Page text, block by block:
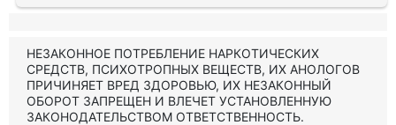
НЕЗАКОННОЕ ПОТРЕБЛЕНИЕ НАРКОТИЧЕСКИХ
СРЕДСТВ, ПСИХОТРОПНЫХ ВЕЩЕСТВ, ИХ АНОЛОГОВ
ПРИЧИНЯЕТ ВРЕД ЗДОРОВЬЮ, ИХ НЕЗАКОННЫЙ
ОБОРОТ ЗАПРЕЩЕН И ВЛЕЧЕТ УСТАНОВЛЕННУЮ
ЗАКОНОДАТЕЛЬСТВОМ ОТВЕТСТВЕННОСТЬ.